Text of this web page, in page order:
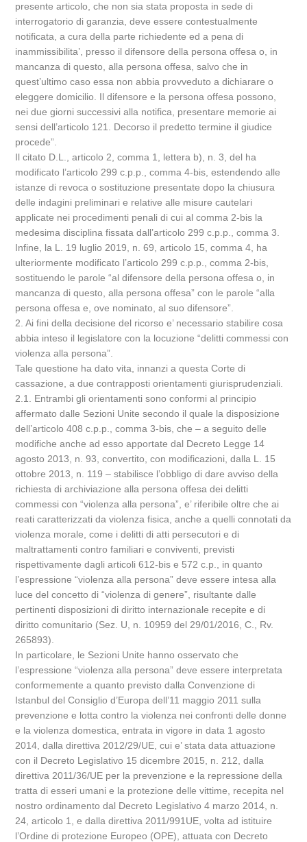
presente articolo, che non sia stata proposta in sede di
interrogatorio di garanzia, deve essere contestualmente
notificata, a cura della parte richiedente ed a pena di
inammissibilita’, presso il difensore della persona offesa o, in
mancanza di questo, alla persona offesa, salvo che in
quest’ultimo caso essa non abbia provveduto a dichiarare o
eleggere domicilio. Il difensore e la persona offesa possono,
nei due giorni successivi alla notifica, presentare memorie ai
sensi dell’articolo 121. Decorso il predetto termine il giudice
procede”.
Il citato D.L., articolo 2, comma 1, lettera b), n. 3, del ha
modificato l’articolo 299 c.p.p., comma 4-bis, estendendo alle
istanze di revoca o sostituzione presentate dopo la chiusura
delle indagini preliminari e relative alle misure cautelari
applicate nei procedimenti penali di cui al comma 2-bis la
medesima disciplina fissata dall’articolo 299 c.p.p., comma 3.
Infine, la L. 19 luglio 2019, n. 69, articolo 15, comma 4, ha
ulteriormente modificato l’articolo 299 c.p.p., comma 2-bis,
sostituendo le parole “al difensore della persona offesa o, in
mancanza di questo, alla persona offesa” con le parole “alla
persona offesa e, ove nominato, al suo difensore”.
2. Ai fini della decisione del ricorso e’ necessario stabilire cosa
abbia inteso il legislatore con la locuzione “delitti commessi con
violenza alla persona”.
Tale questione ha dato vita, innanzi a questa Corte di
cassazione, a due contrapposti orientamenti giurisprudenziali.
2.1. Entrambi gli orientamenti sono conformi al principio
affermato dalle Sezioni Unite secondo il quale la disposizione
dell’articolo 408 c.p.p., comma 3-bis, che – a seguito delle
modifiche anche ad esso apportate dal Decreto Legge 14
agosto 2013, n. 93, convertito, con modificazioni, dalla L. 15
ottobre 2013, n. 119 – stabilisce l’obbligo di dare avviso della
richiesta di archiviazione alla persona offesa dei delitti
commessi con “violenza alla persona”, e’ riferibile oltre che ai
reati caratterizzati da violenza fisica, anche a quelli connotati da
violenza morale, come i delitti di atti persecutori e di
maltrattamenti contro familiari e conviventi, previsti
rispettivamente dagli articoli 612-bis e 572 c.p., in quanto
l’espressione “violenza alla persona” deve essere intesa alla
luce del concetto di “violenza di genere”, risultante dalle
pertinenti disposizioni di diritto internazionale recepite e di
diritto comunitario (Sez. U, n. 10959 del 29/01/2016, C., Rv.
265893).
In particolare, le Sezioni Unite hanno osservato che
l’espressione “violenza alla persona” deve essere interpretata
conformemente a quanto previsto dalla Convenzione di
Istanbul del Consiglio d’Europa dell’11 maggio 2011 sulla
prevenzione e lotta contro la violenza nei confronti delle donne
e la violenza domestica, entrata in vigore in data 1 agosto
2014, dalla direttiva 2012/29/UE, cui e’ stata data attuazione
con il Decreto Legislativo 15 dicembre 2015, n. 212, dalla
direttiva 2011/36/UE per la prevenzione e la repressione della
tratta di esseri umani e la protezione delle vittime, recepita nel
nostro ordinamento dal Decreto Legislativo 4 marzo 2014, n.
24, articolo 1, e dalla direttiva 2011/991UE, volta ad istituire
l’Ordine di protezione Europeo (OPE), attuata con Decreto